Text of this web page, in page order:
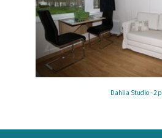
Dahlia Studio - 2 p